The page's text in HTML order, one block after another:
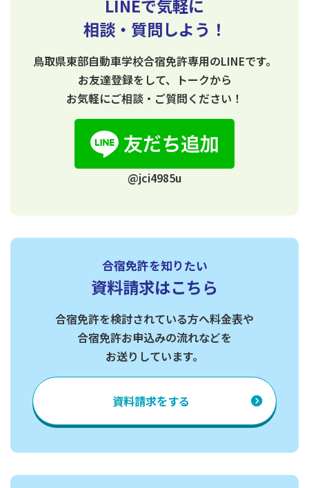
LINEで気軽に
相談・質問しよう！
鳥取県東部自動車学校合宿免許専用のLINEです。
お友達登録をして、トークから
お気軽にご相談・ご質問ください！
@jci4985u
合宿免許を知りたい
資料請求はこちら
合宿免許を検討されている方へ料金表や
合宿免許お申込みの流れなどを
お送りしています。
資料請求をする